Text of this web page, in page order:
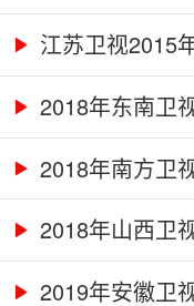
江苏卫视2015
2018年东南卫
2018年南方卫
2018年山西卫
2019年安徽卫